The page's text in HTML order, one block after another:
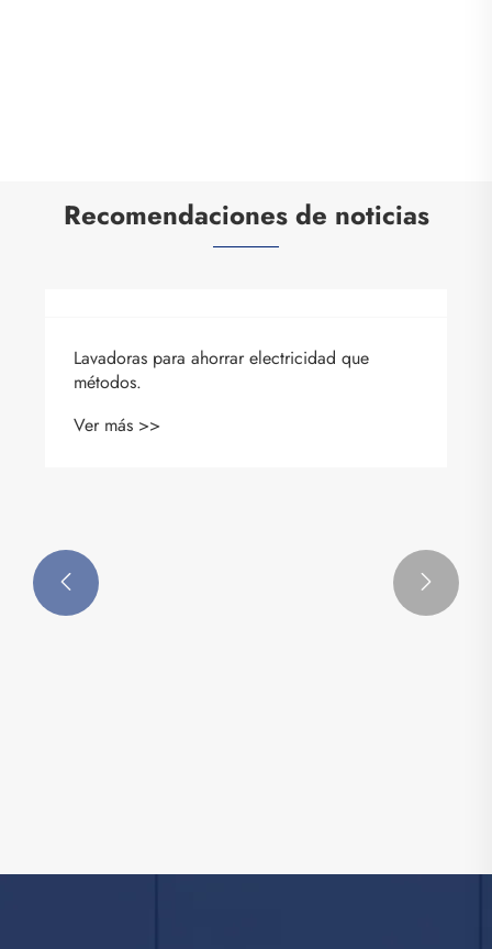
Recomendaciones de noticias
 